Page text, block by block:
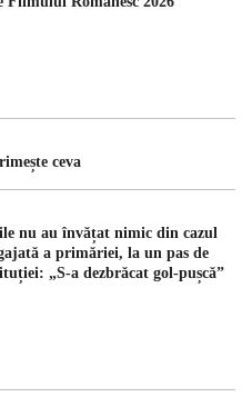
ceva
nu au învățat nimic din cazul
a primăriei, la un pas de
„S-a dezbrăcat gol-pușcă”